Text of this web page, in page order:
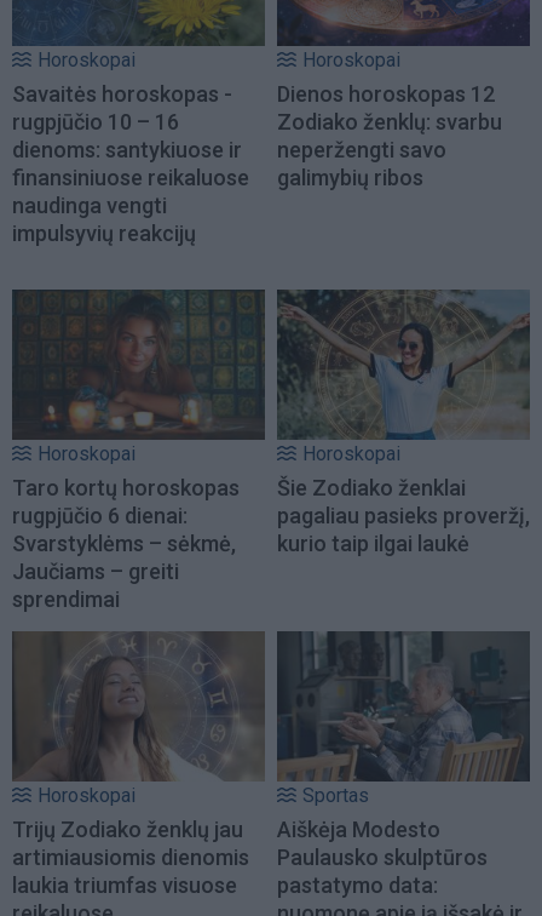
Horoskopai
Savaitės horoskopas -
rugpjūčio 10 – 16
dienoms: santykiuose ir
finansiniuose reikaluose
naudinga vengti
impulsyvių reakcijų
Horoskopai
Dienos horoskopas 12
Zodiako ženklų: svarbu
neperžengti savo
galimybių ribos
Horoskopai
Taro kortų horoskopas
rugpjūčio 6 dienai:
Svarstyklėms – sėkmė,
Jaučiams – greiti
sprendimai
Horoskopai
Šie Zodiako ženklai
pagaliau pasieks proveržį,
kurio taip ilgai laukė
Horoskopai
Trijų Zodiako ženklų jau
artimiausiomis dienomis
laukia triumfas visuose
Sportas
Aiškėja Modesto
Paulausko skulptūros
pastatymo data: